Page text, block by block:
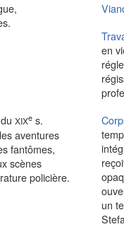
en
XIXes.
aventures
fantômes,
scènes
policière.
un